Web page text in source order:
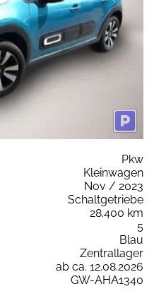
Pkw
Kleinwagen
Nov / 2023
Schaltgetriebe
28.400 km
5
Blau
Zentrallager
ab ca. 12.08.2026
GW-AHA1340